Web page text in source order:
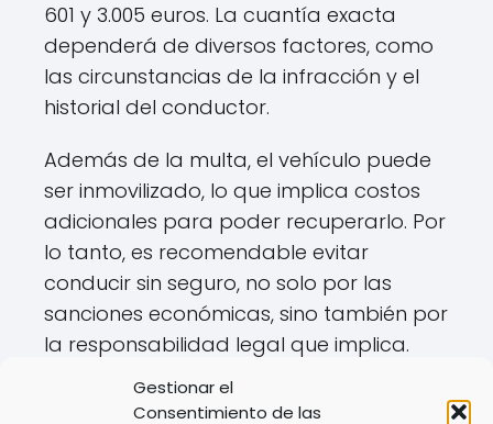
Gestionar el
Consentimiento de las
601 y 3.005 euros. La cuantía exacta
dependerá de diversos factores, como
las circunstancias de la infracción y el
historial del conductor.
Además de la multa, el vehículo puede
ser inmovilizado, lo que implica costos
adicionales para poder recuperarlo. Por
lo tanto, es recomendable evitar
conducir sin seguro, no solo por las
sanciones económicas, sino también por
la responsabilidad legal que implica.
Es importante estar informado y cumplir